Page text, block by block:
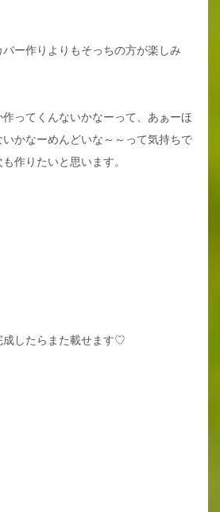
ー作りよりもそっちの方が楽しみ
ってくんないかなーって、あぁーほ
かなーめんどいな～～って気持ちで
も作りたいと思います。
成したらまた載せます♡